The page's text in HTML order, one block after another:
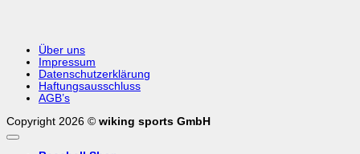
Über uns
Impressum
Datenschutzerklärung
Haftungsausschluss
AGB’s
Copyright 2026 © wiking sports GmbH